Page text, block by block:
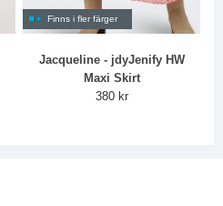
Finns i fler färger
Jacqueline - jdyJenify HW
Maxi Skirt
380 kr